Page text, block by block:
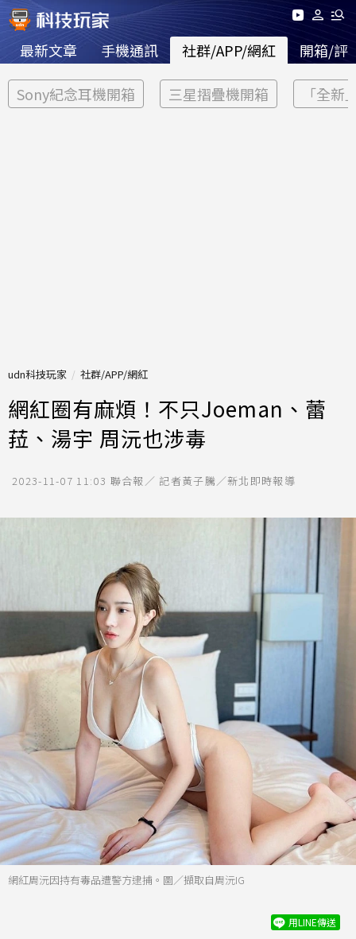
最新文章 手機通訊 社群/APP/網紅 開箱/評
Sony紀念耳機開箱 三星摺疊機開箱 「全新
udn科技玩家 社群/APP/網紅
網紅圈有麻煩！不只Joeman、蕾
菈、湯宇 周沅也涉毒
2023-11-07 11:03 聯合報／ 記者黃子騰／新北即時報導
網紅周沅因持有毒品遭警方逮捕。圖／擷取自周沅IG
用LINE傳送